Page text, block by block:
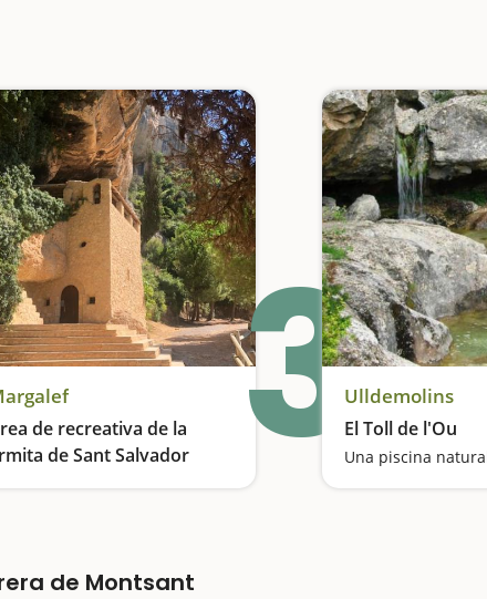
de recreativa de la
de Sant Salvador
con vistas al Montsant 3Ulldemolins
El Toll de l'Ou
de Montsant